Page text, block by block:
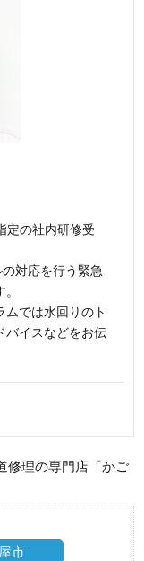
定の社内研修受
対応を行う緊急
では水回りのト
バイスなどをお伝
修理の専門店「かご
市